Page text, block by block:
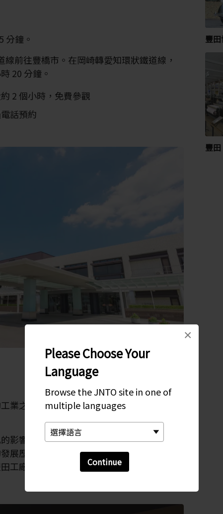
Please Choose Your
Language
Browse the JNTO site in one of
multiple languages
Continue
×
分鐘。
線前往豐橋市。在岡崎轉愛知環狀鐵道線，
20 分鐘。
2 個小時，免費參觀
話預約
業之一，全球最大汽車製造商之一豐田公司
影響力。只需環顧愛知就能窺知一二。但如
展歷史和未來方向，可參觀兼具教育性和娛
工廠。
豐
豐田